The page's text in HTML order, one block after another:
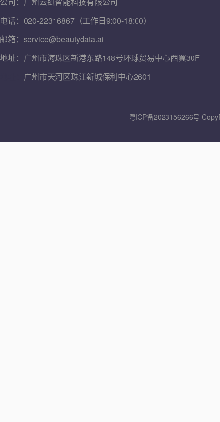
电话：020-22316867（工作日9:00-18:00）
邮箱：service@beautydata.ai
地址：广州市海珠区新港东路148号环球贸易中心西翼30F
广州市天河区珠江新城保利中心2601
粤ICP备2023156266号